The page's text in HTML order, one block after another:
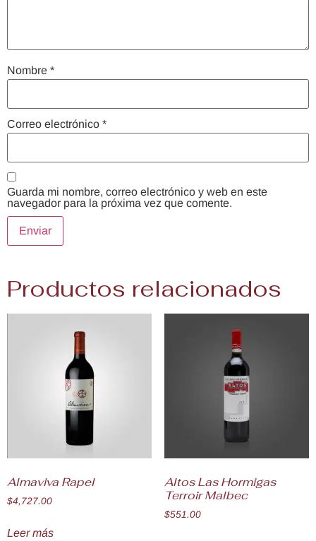
Nombre *
Correo electrónico *
Guarda mi nombre, correo electrónico y web en este
navegador para la próxima vez que comente.
Productos relacionados
Almaviva Rapel
$4,727.00
Leer más
Altos Las Hormigas
Terroir Malbec
$551.00